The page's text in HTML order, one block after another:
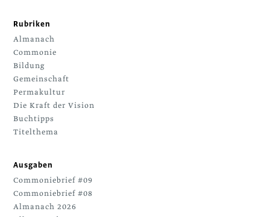
Rubriken
Almanach
Commonie
Bildung
Gemeinschaft
Permakultur
Die Kraft der Vision
Buchtipps
Titelthema
Ausgaben
Commoniebrief #09
Commoniebrief #08
Almanach 2026